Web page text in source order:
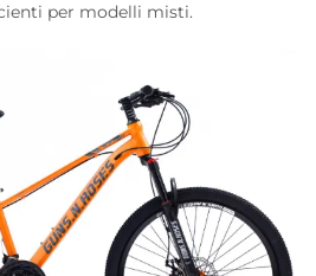
per modelli misti.